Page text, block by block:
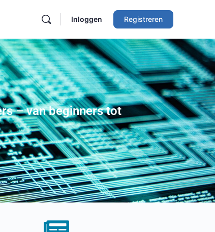
Inloggen Registreren
– van beginners tot